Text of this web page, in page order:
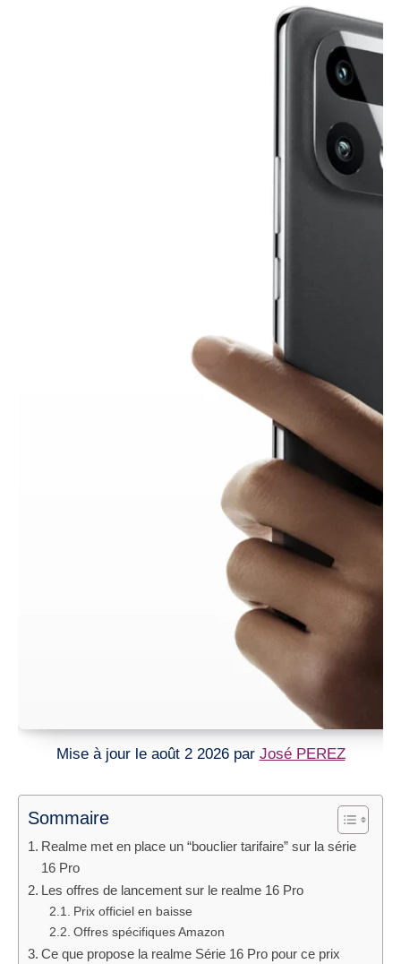
Mise à jour le août 2 2026 par José PEREZ
Sommaire
Realme met en place un “bouclier tarifaire” sur la série
16 Pro
Les offres de lancement sur le realme 16 Pro
Prix officiel en baisse
Offres spécifiques Amazon
Ce que propose la realme Série 16 Pro pour ce prix